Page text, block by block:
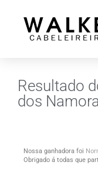
Resultado
dos
Nossa ganhadora foi
Obrigado á todas que